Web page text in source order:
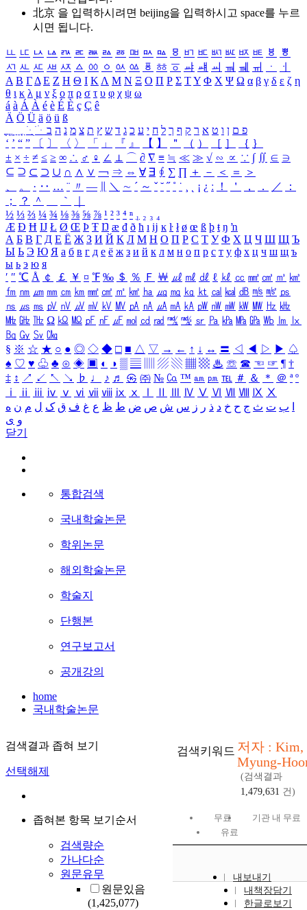
北京 을 입력하시려면 beijing을 입력하시고 space를 누르
시면 됩니다.
ㅥ ㅦ ㅧ ㅨ ㅩ ㅪ ㅫ ㅬ ㅭ ㅮ ㅯ ㅰ ㅱ ㅲ ㅳ ㅴ ㅵ ㅶ ㅷ ㅸ
ㅹ
ㅺ ㅻ ㅼ ㅽ ㅾ ㅿ ㆀ ㆁ ㆂ ㆃ ㆄ ㆅ ㆆ ㆇ ㆈ ㆉ ㆊ ㆋ ㆌ ㆍ
ㆎ
Α Β ΓΔ Ε Ζ Η Θ Ι ΚΛ Μ Ν Ξ Ο Π Ρ Σ ΤΥ Φ Χ Ψ Ω α β γ δ ε ζ η
θ ι κ λ μ ν ξ ο π ρ σ τ υ φ χ ψ ω
á à Á À é è É È ç Ç ê
Ä Ö Ü ä ö ü ß
ִֶֹ ֻּ ׁׂ פ ם ן ו ט א ר ק ף ך ל ח י ע כ ג ד ש ץ ת צ מ נ ה ב
‘ ’ “ ” 〔 〕 〈 〉 「 」 『 』 【 】 ＂ （ ） ［ ］ ｛ ｝
± × ÷ ≠ ≤ ≥ ∞ ∴ ♂ ♀ ∠ ⊥ ⌒ ∂ ∇ ≡ ≒ ≪ ≫ √ ∽ ∝ ∵ ∫ ∬ ∈ ∋
⊆ ⊇ ⊂ ⊃ ∪ ∩ ∧ ∨ ￢ ⇒ ⇔ ∀ ∃ ∮ ∑ ∏ ＋ － ＜ ＝
＞
、
。 · ‥ … ¨ 〃 ― ＼ ∼ ´ ～ ˇ ˘ ˝ ˚ ˙ ¸ ¡ ¿ ː ！ ＇ ， ． ／
：
；
？ ＾ ｀
½ ⅓ ⅔ ¼ ¾ ⅛ ⅜ ⅝ ⅞ ¹ ² ³ ⁴ ⁿ ₁ ₂ ₃ ₄
Æ Ð Ħ Ĳ Ł Ø Œ Þ Ŧ Ŋ æ đ ð ħ ı ĳ ĸ ŀ ł ø œ ß þ ŧ ŋ ŉ
А Б В Г Д Е Ё Ж З И Й К Л М Н О П Р С Т У Ф Х Ц Ч Ш Щ Ъ
Ы Ь Э Ю Я а б в г д е ё ж з и й к л м н о п р с т у ф х ц ч ш щ ъ
ы ь э ю я
′ ″ ℃ Å ￠ ￡ ￥ ¤ ℉ ‰ ＄ ％ Ｆ ￦ ㎕ ㎖ ㎗ ℓ ㎘ ㏄ ㎣ ㎤ ㎥ ㎦
㎙ ㎚ ㎛ ㎜ ㎝ ㎞ ㎟ ㎠ ㎡ ㎢ ㏊ ㎍ ㎎ ㎏ ㏏ ㎈ ㎉ ㏈ ㎧ ㎨ ㎰
㎱ ㎲ ㎳ ㎴ ㎵ ㎶ ㎷ ㎸ ㎹ ㎀ ㎁ ㎂ ㎃ ㎄ ㎺ ㎻ ㎽ ㎾ ㎿ ㎐ ㎑
㎒ ㎓ ㎔ Ω ㏀ ㏁ ㎊ ㎋ ㎌ ㏖ ㏅ ㎭ ㎮ ㎯ ㏛ ㎩ ㎪ ㎫ ㎬ ㏝ ㏐
㏓
㏃ ㏉ ㏜ ㏆
§ ※ ☆ ★ ○ ● ◎ ◇ ◆ □ ■ △ ▽ → ← ↑ ↓ ↔ 〓 ◁ ◀ ▷ ▶ ♤
♠ ♡ ♥ ♧ ♣ ⊙ ◈ ▣ ◐ ◑ ▒ ▤ ▨ ▧ ▦ ▩ ♨ ☏ ☎ ☜ ☞ ¶ †
‡ ↕ ↗ ↙ ↖ ↘ ♭ ♩ ♪ ♬ ㉿ ㈜ № ㏇ ™ ㏂ ㏘ ℡ ＃ ＆ ＊ ＠ ª º
ⅰ
ⅱ ⅲ ⅳ ⅴ ⅵ ⅶ ⅷ ⅸ ⅹ Ⅳ Ⅴ Ⅵ Ⅶ Ⅷ Ⅸ Ⅹ
ب ت ث ج ح خ د ذ ر ز س ش ص ض ط ظ ع غ ف ق ک ل م ن ه
و ی
닫기
통합검색
국내학술논문
학위논문
해외학술논문
학술지
단행본
연구보고서
공개강의
home
국내학술논문
검색결과 좁혀 보기
선택해제
좁혀본 항목 보기순서
검색량순
가나다순
원문유무
원문있음
(1,425,077)
검색키워드 저자 : Kim,
Myung-
(검색결과
1,479,631 건)
무료
기관 내 무료
유료
내보내기
내책장담기
한글로보기